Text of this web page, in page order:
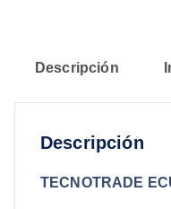
Descripción
Descripción
TECNOTRADE